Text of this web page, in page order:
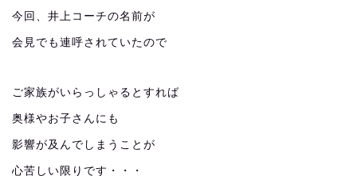
今回、井上コーチの名前が
会見でも連呼されていたので
ご家族がいらっしゃるとすれば
奥様やお子さんにも
影響が及んでしまうことが
心苦しい限りです・・・